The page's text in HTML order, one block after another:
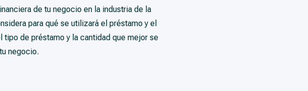
de tu negocio en la industria de la
para qué se utilizará el préstamo y el
tipo de préstamo y la cantidad que mejor se
negocio.